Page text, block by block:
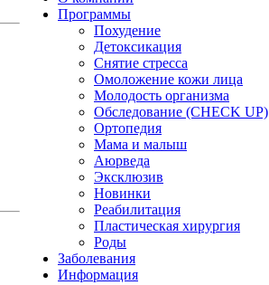
Программы
Похудение
Детоксикация
Снятие стресса
Омоложение кожи лица
Молодость организма
Обследование (CHECK UP)
Ортопедия
Мама и малыш
Аюрведа
Эксклюзив
Новинки
Реабилитация
Пластическая хирургия
Роды
Заболевания
Информация